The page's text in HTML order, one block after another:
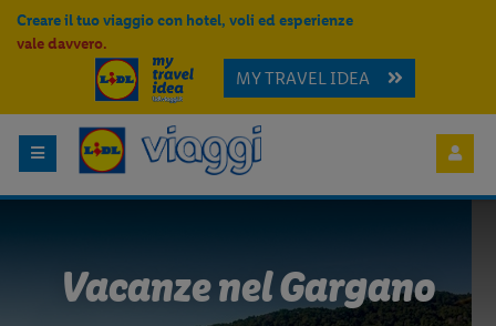
Creare il tuo viaggio con hotel, voli ed esperienze
vale davvero.
MY TRAVEL IDEA
Vacanze nel Gargano